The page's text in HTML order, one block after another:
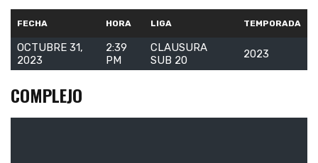
FECHA HORA LIGA TEMPORADA
OCTUBRE 31,
2023
2:39
PM
CLAUSURA
SUB 20
2023
COMPLEJO